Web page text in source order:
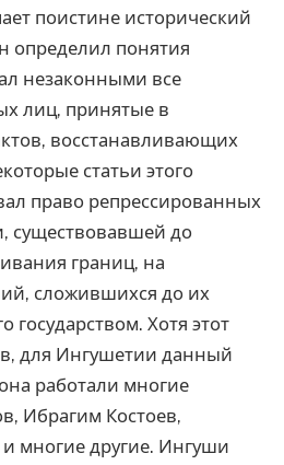
поистине исторический
определил понятия
незаконными все
лиц, принятые в
восстанавливающих
статьи этого
право репрессированных
существовавшей до
границ, на
сложившихся до их
Хотя этот
для Ингушетии данный
работали многие
Ибрагим Костоев,
и многие другие. Ингуши